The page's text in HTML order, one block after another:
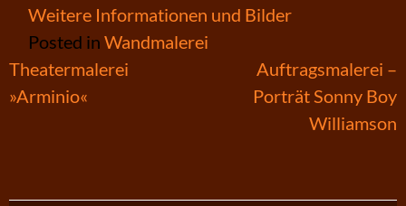
Weitere Informationen und Bilder
Posted inWandmalerei
Beitragsnavigation
Theatermalerei
»Arminio«
Auftragsmalerei –
Porträt Sonny Boy
Williamson